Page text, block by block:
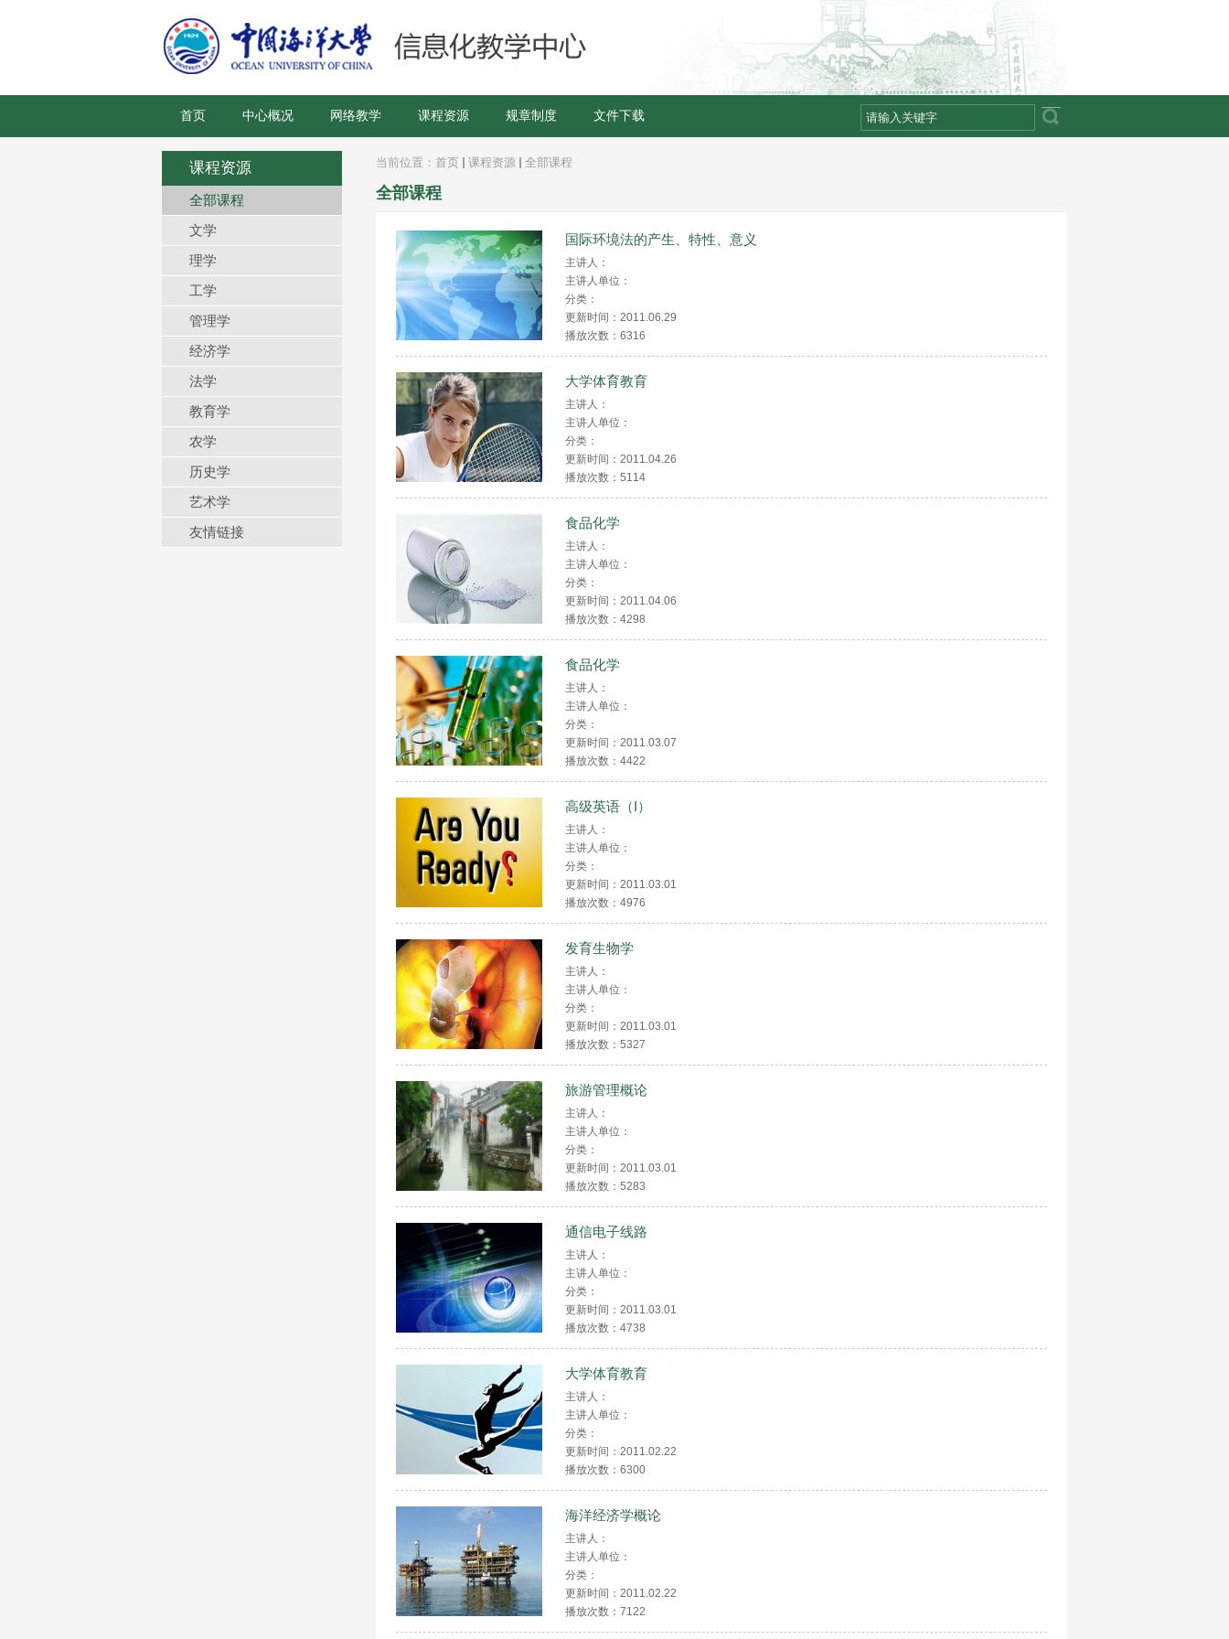
首页 中心概况 网络教学 课程资源 规章制度 文件下载
课程资源
全部课程
文学
理学
工学
管理学
经济学
法学
教育学
农学
历史学
艺术学
友情链接
当前位置： 首页 课程资源 全部课程
全部课程
国际环境法的产生、特性、意义
主讲人：
主讲人单位：
分类：
更新时间：2011.06.29
播放次数： 6316
大学体育教育
主讲人：
主讲人单位：
分类：
更新时间：2011.04.26
播放次数： 5114
食品化学
主讲人：
主讲人单位：
分类：
更新时间：2011.04.06
播放次数： 4298
食品化学
主讲人：
主讲人单位：
分类：
更新时间：2011.03.07
播放次数： 4422
高级英语（I）
主讲人：
主讲人单位：
分类：
更新时间：2011.03.01
播放次数： 4976
发育生物学
主讲人：
主讲人单位：
分类：
更新时间：2011.03.01
播放次数： 5327
旅游管理概论
主讲人：
主讲人单位：
分类：
更新时间：2011.03.01
播放次数： 5283
通信电子线路
主讲人：
主讲人单位：
分类：
更新时间：2011.03.01
播放次数： 4738
大学体育教育
主讲人：
主讲人单位：
分类：
更新时间：2011.02.22
播放次数： 6300
海洋经济学概论
主讲人：
主讲人单位：
分类：
更新时间：2011.02.22
播放次数： 7122